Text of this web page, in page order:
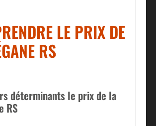
LE PRIX DE
RS
déterminants le prix de la
RS